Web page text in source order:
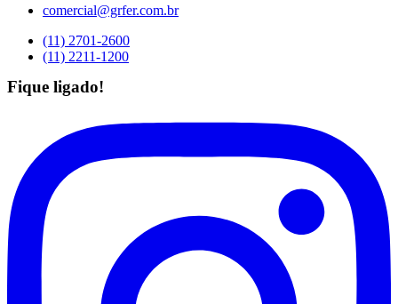
comercial@grfer.com.br
(11) 2701-2600
(11) 2211-1200
Fique ligado!